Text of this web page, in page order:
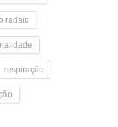
radaic
respiração